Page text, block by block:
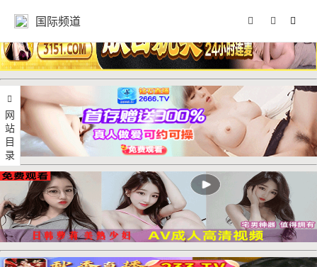
国际频道
网站目录